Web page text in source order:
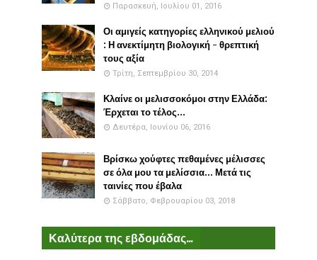
Παρασκευή, Ιουλίου 01, 2016
Οι αμιγείς κατηγορίες ελληνικού μελιού
: Η ανεκτίμητη βιολογική - θρεπτική
τους αξία
Τρίτη, Σεπτεμβρίου 30, 2014
Κλαίνε οι μελισσοκόμοι στην Ελλάδα:
Έρχεται το τέλος...
Δευτέρα, Ιουνίου 06, 2016
Βρίσκω χούφτες πεθαμένες μέλισσες
σε όλα μου τα μελίσσια... Μετά τις
ταινίες που έβαλα
Σάββατο, Φεβρουαρίου 03, 2018
Καλύτερα της εβδομάδας...